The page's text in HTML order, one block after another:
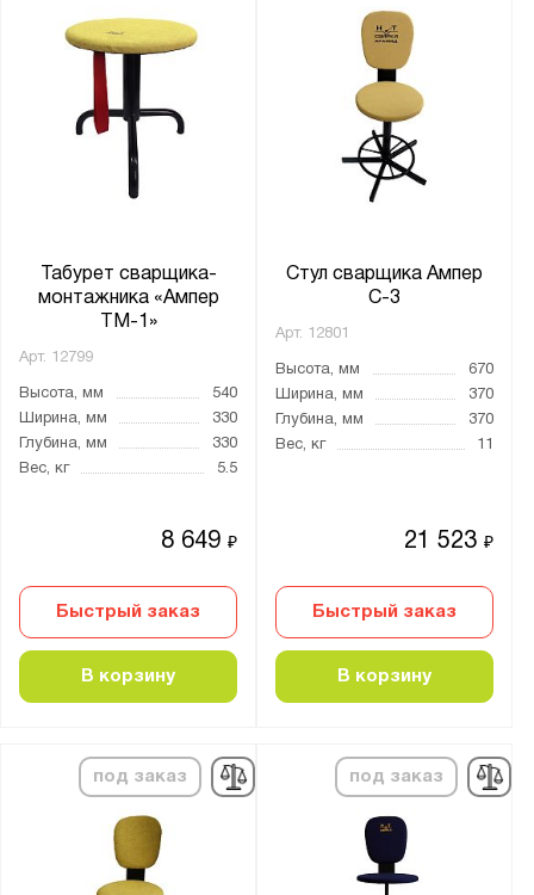
Табурет сварщика-
монтажника «Ампер
ТМ-1»
Арт. 12799
Высота, мм
540
Ширина, мм
330
Глубина, мм
330
Вес, кг
5.5
8 649₽
Быстрый заказ
В корзину
Стул сварщика Ампер
С-3
Арт. 12801
Высота, мм
670
Ширина, мм
370
Глубина, мм
370
Вес, кг
11
21 523₽
Быстрый заказ
В корзину
под заказ под заказ